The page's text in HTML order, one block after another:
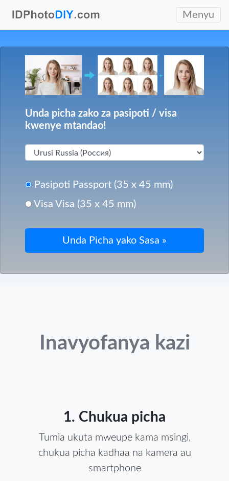
Menyu
Unda picha zako za pasipoti / visa
kwenye mtandao!
Pasipoti Passport (35 x 45 mm)
Visa Visa (35 x 45 mm)
Inavyofanya kazi
1. Chukua picha
Tumia ukuta mweupe kama msingi,
chukua picha kadhaa na kamera au
smartphone